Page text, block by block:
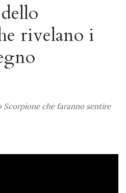
rivelano i
che faranno sentire